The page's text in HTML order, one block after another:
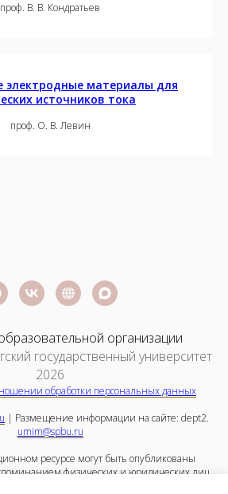
проф. В. В. Кондратьев
электродные материалы для
источников тока
проф. О. В. Левин
организации
государственный университет
2026
обработки персональных данных
| Размещение информации на сайте: dept2.
umim@spbu.ru
ресурсе могут быть опубликованы
физических и юридических лиц,